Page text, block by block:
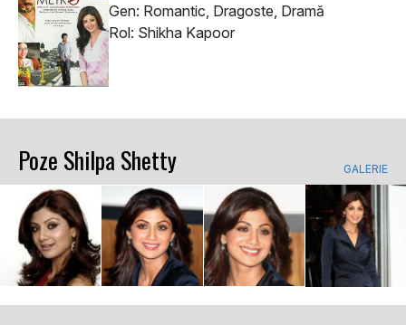
Gen: Romantic, Dragoste, Dramă
Rol: Shikha Kapoor
Poze Shilpa Shetty GALERIE